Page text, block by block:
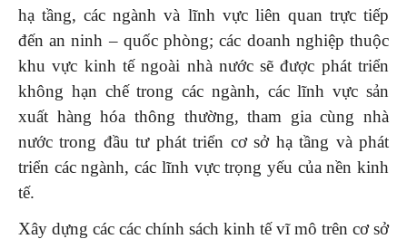
hạ tầng, các ngành và lĩnh vực liên quan trực tiếp
đến an ninh – quốc phòng; các doanh nghiệp thuộc
khu vực kinh tế ngoài nhà nước sẽ được phát triển
không hạn chế trong các ngành, các lĩnh vực sản
xuất hàng hóa thông thường, tham gia cùng nhà
nước trong đầu tư phát triển cơ sở hạ tầng và phát
triển các ngành, các lĩnh vực trọng yếu của nền kinh
tế.
Xây dựng các các chính sách kinh tế vĩ mô trên cơ sở